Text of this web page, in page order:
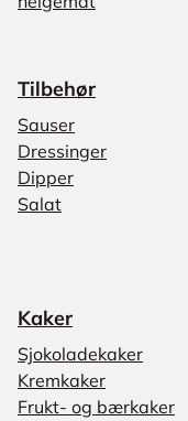
Tilbehør
Sauser
Dressinger
Dipper
Salat
Kaker
Sjokoladekaker
Kremkaker
Frukt- og bærkaker